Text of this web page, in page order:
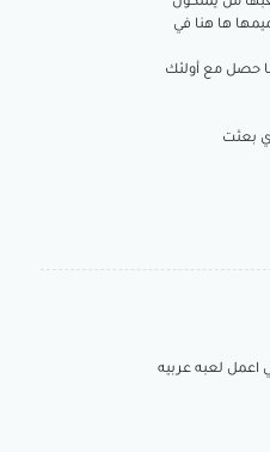
من يملكون
ها هنا في
حصل مع أولئك
بعثت
اعمل لعبه عربيه